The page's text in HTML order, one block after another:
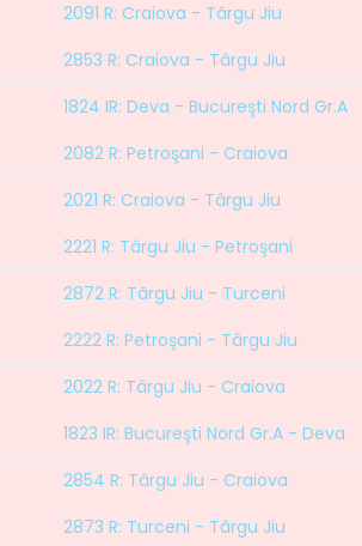
2091 R: Craiova - Târgu Jiu
2853 R: Craiova - Târgu Jiu
1824 IR: Deva - Bucureşti Nord Gr.A
2082 R: Petroşani - Craiova
2021 R: Craiova - Târgu Jiu
2221 R: Târgu Jiu - Petroşani
2872 R: Târgu Jiu - Turceni
2222 R: Petroşani - Târgu Jiu
2022 R: Târgu Jiu - Craiova
1823 IR: Bucureşti Nord Gr.A - Deva
2854 R: Târgu Jiu - Craiova
2873 R: Turceni - Târgu Jiu